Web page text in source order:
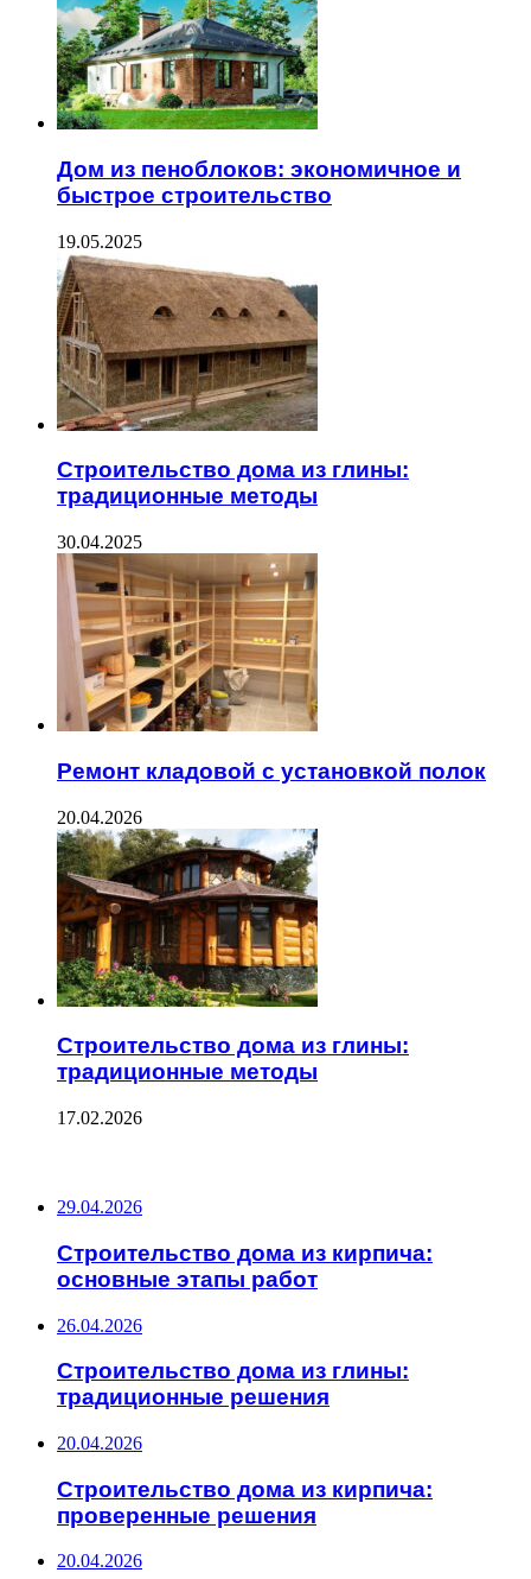
Дом из пеноблоков: экономичное и
быстрое строительство
19.05.2025
Строительство дома из глины:
традиционные методы
30.04.2025
Ремонт кладовой с установкой полок
20.04.2026
Строительство дома из глины:
традиционные методы
17.02.2026
29.04.2026
Строительство дома из кирпича:
основные этапы работ
26.04.2026
Строительство дома из глины:
традиционные решения
20.04.2026
Строительство дома из кирпича:
проверенные решения
20.04.2026